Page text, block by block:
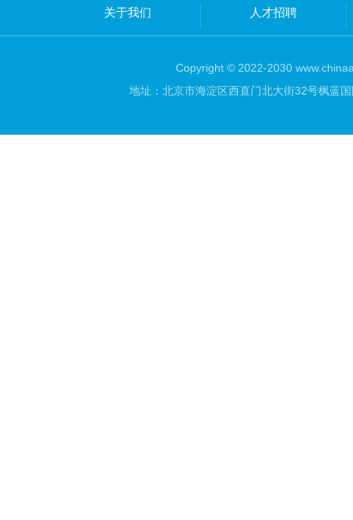
关于我们 人才招聘
Copyright © 2022-2030
地址：北京市海淀区西直门北大街32号枫